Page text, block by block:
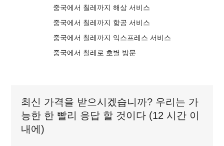
중국에서 칠레까지 해상 서비스
중국에서 칠레까지 항공 서비스
중국에서 칠레까지 익스프레스 서비스
중국에서 칠레로 호별 방문
최신 가격을 받으시겠습니까? 우리는 가
능한 한 빨리 응답 할 것이다 (12 시간 이
내에)